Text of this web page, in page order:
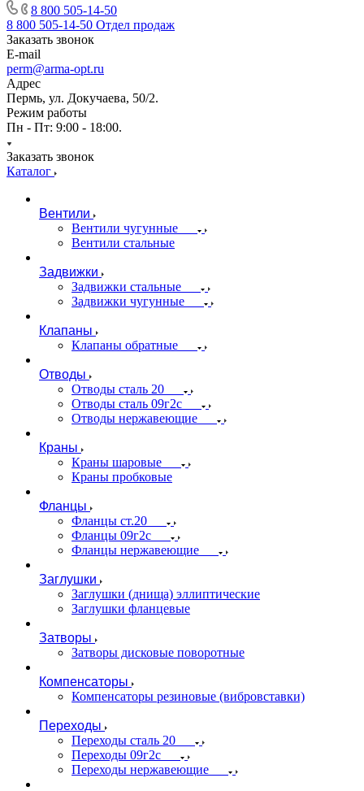
8 800 505-14-50
8 800 505-14-50 Отдел продаж
Заказать звонок
E-mail
perm@arma-opt.ru
Адрес
Пермь, ул. Докучаева, 50/2.
Режим работы
Пн - Пт: 9:00 - 18:00.
Заказать звонок
Каталог
Вентили
Вентили чугунные
Вентили стальные
Задвижки
Задвижки стальные
Задвижки чугунные
Клапаны
Клапаны обратные
Отводы
Отводы сталь 20
Отводы сталь 09г2с
Отводы нержавеющие
Краны
Краны шаровые
Краны пробковые
Фланцы
Фланцы ст.20
Фланцы 09г2с
Фланцы нержавеющие
Заглушки
Заглушки (днища) эллиптические
Заглушки фланцевые
Затворы
Затворы дисковые поворотные
Компенсаторы
Компенсаторы резиновые (вибровставки)
Переходы
Переходы сталь 20
Переходы 09г2с
Переходы нержавеющие